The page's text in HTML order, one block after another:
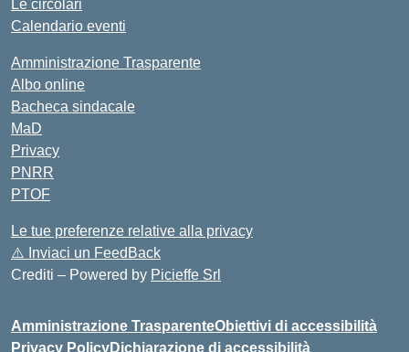
Le circolari
Calendario eventi
Amministrazione Trasparente
Albo online
Bacheca sindacale
MaD
Privacy
PNRR
PTOF
Le tue preferenze relative alla privacy
⚠️ Inviaci un FeedBack
Crediti – Powered by Picieffe Srl
Amministrazione TrasparenteObiettivi di accessibilità
Privacy PolicyDichiarazione di accessibilità